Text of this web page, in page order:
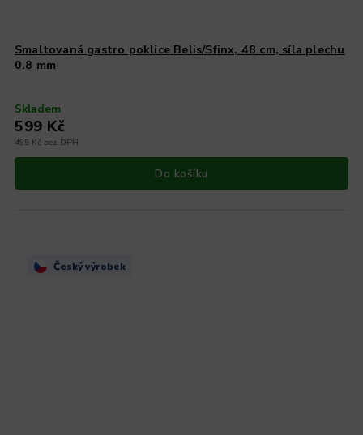
Smaltovaná gastro poklice Belis/Sfinx, 48 cm, síla plechu
0,8 mm
Skladem
495 Kč bez DPH
599 Kč
Do košíku
Český výrobek